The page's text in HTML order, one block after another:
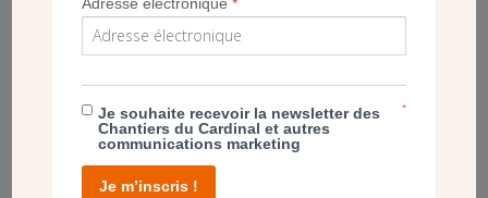
A l’entrée, saint Joseph accueille les jeunes de l’aumônerie. (CDC)
GALERIE
Je souhaite recevoir la newsletter des
Chantiers du Cardinal et autres
communications marketing
*
Je m’inscris !